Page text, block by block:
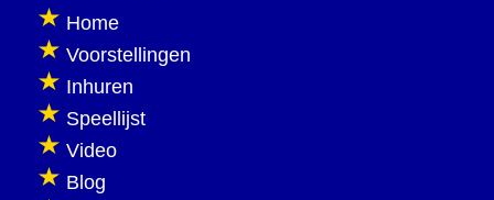
Home
Voorstellingen
Inhuren
Speellijst
Video
Blog